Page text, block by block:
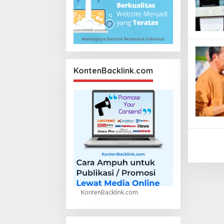
KontenBacklink.com
KontenBacklink.com